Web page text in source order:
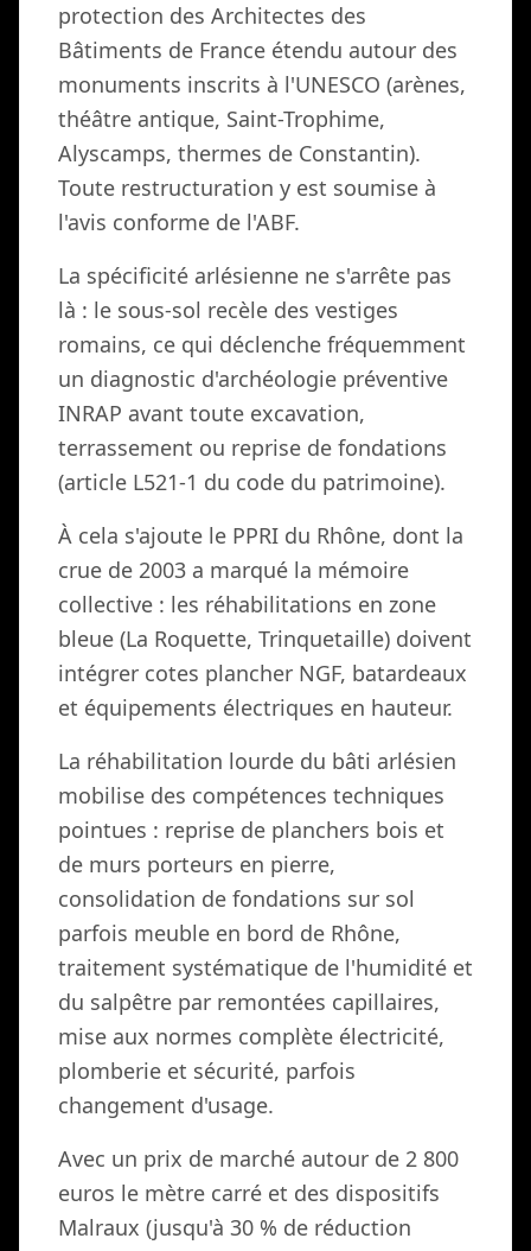
protection des Architectes des
Bâtiments de France étendu autour des
monuments inscrits à l'UNESCO (arènes,
théâtre antique, Saint-Trophime,
Alyscamps, thermes de Constantin).
Toute restructuration y est soumise à
l'avis conforme de l'ABF.
La spécificité arlésienne ne s'arrête pas
là : le sous-sol recèle des vestiges
romains, ce qui déclenche fréquemment
un diagnostic d'archéologie préventive
INRAP avant toute excavation,
terrassement ou reprise de fondations
(article L521-1 du code du patrimoine).
À cela s'ajoute le PPRI du Rhône, dont la
crue de 2003 a marqué la mémoire
collective : les réhabilitations en zone
bleue (La Roquette, Trinquetaille) doivent
intégrer cotes plancher NGF, batardeaux
et équipements électriques en hauteur.
La réhabilitation lourde du bâti arlésien
mobilise des compétences techniques
pointues : reprise de planchers bois et
de murs porteurs en pierre,
consolidation de fondations sur sol
parfois meuble en bord de Rhône,
traitement systématique de l'humidité et
du salpêtre par remontées capillaires,
mise aux normes complète électricité,
plomberie et sécurité, parfois
changement d'usage.
Avec un prix de marché autour de 2 800
euros le mètre carré et des dispositifs
Malraux (jusqu'à 30 % de réduction